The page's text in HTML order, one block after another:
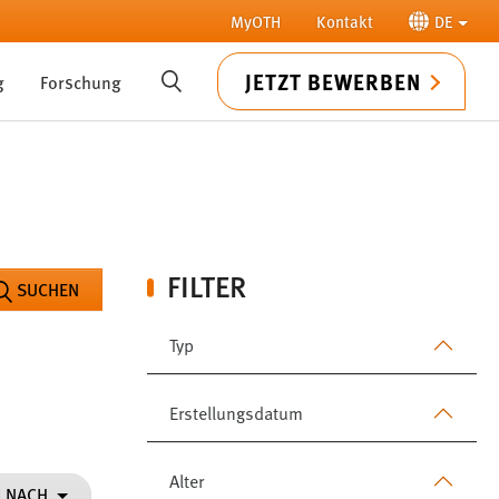
MyOTH Kontakt DE
Forschung SUCHE JETZT BEWERBEN
FILTER
Typ
Erstellungsdatum
Alter
SUCHEN